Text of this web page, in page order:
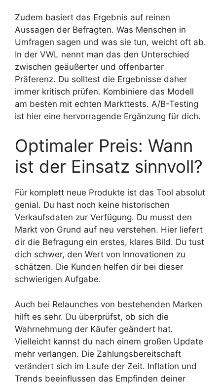
Zudem basiert das Ergebnis auf reinen
Aussagen der Befragten. Was Menschen in
Umfragen sagen und was sie tun, weicht oft ab.
In der VWL nennt man das den Unterschied
zwischen geäußerter und offenbarter
Präferenz. Du solltest die Ergebnisse daher
immer kritisch prüfen. Kombiniere das Modell
am besten mit echten Markttests. A/B-Testing
ist hier eine hervorragende Ergänzung für dich.
Optimaler Preis: Wann
ist der Einsatz sinnvoll?
Für komplett neue Produkte ist das Tool absolut
genial. Du hast noch keine historischen
Verkaufsdaten zur Verfügung. Du musst den
Markt von Grund auf neu verstehen. Hier liefert
dir die Befragung ein erstes, klares Bild. Du tust
dich schwer, den Wert von Innovationen zu
schätzen. Die Kunden helfen dir bei dieser
schwierigen Aufgabe.
Auch bei Relaunches von bestehenden Marken
hilft es sehr. Du überprüfst, ob sich die
Wahrnehmung der Käufer geändert hat.
Vielleicht kannst du nach einem großen Update
mehr verlangen. Die Zahlungsbereitschaft
verändert sich im Laufe der Zeit. Inflation und
Trends beeinflussen das Empfinden deiner